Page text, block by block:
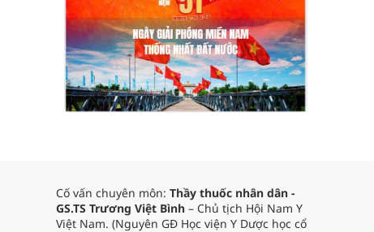
Cố vấn chuyên môn: Thầy thuốc nhân dân -
GS.TS Trương Việt Bình – Chủ tịch Hội Nam Y
Việt Nam. (Nguyên GĐ Học viện Y Dược học cổ